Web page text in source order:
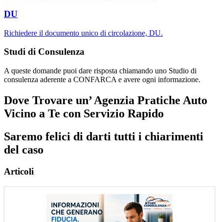
DU
Richiedere il documento unico di circolazione, DU.
Studi di Consulenza
A queste domande puoi dare risposta chiamando uno Studio di
consulenza aderente a CONFARCA e avere ogni informazione.
Dove Trovare un’ Agenzia Pratiche Auto
Vicino a Te con Servizio Rapido
Saremo felici di darti tutti i chiarimenti
del caso
Articoli